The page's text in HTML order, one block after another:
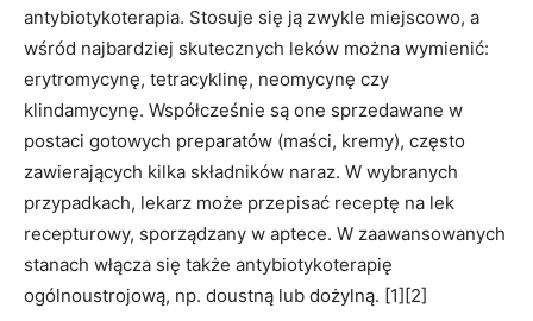
antybiotykoterapia. Stosuje się ją zwykle miejscowo, a
wśród najbardziej skutecznych leków można wymienić:
erytromycynę, tetracyklinę, neomycynę czy
klindamycynę. Współcześnie są one sprzedawane w
postaci gotowych preparatów (maści, kremy), często
zawierających kilka składników naraz. W wybranych
przypadkach, lekarz może przepisać receptę na lek
recepturowy, sporządzany w aptece. W zaawansowanych
stanach włącza się także antybiotykoterapię
ogólnoustrojową, np. doustną lub dożylną. [1][2]